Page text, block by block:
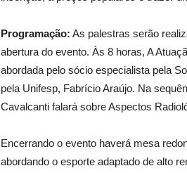
Programação: As palestras serão
abertura do evento. Às 8 horas, A
abordada pelo sócio especialista pela
pela Unifesp, Fabrício Araújo. Na
Cavalcanti falará sobre Aspectos
Encerrando o evento haverá mesa
abordando o esporte adaptado de alto